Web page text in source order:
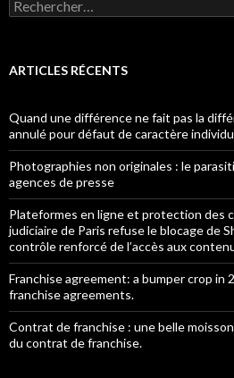
ARTICLES RÉCENTS
Quand une différence ne fait pas la
annulé pour défaut de caractère
Photographies non originales : le
agences de presse
Plateformes en ligne et protection des
judiciaire de Paris refuse le blocage de
contrôle renforcé de l’accès aux
Franchise agreement: a bumper crop in
franchise agreements.
Contrat de franchise : une belle
du contrat de franchise.